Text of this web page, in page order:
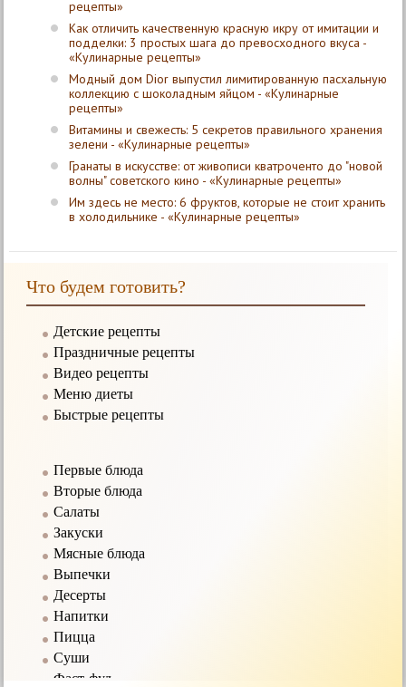
рецепты»
Как отличить качественную красную икру от имитации и
подделки: 3 простых шага до превосходного вкуса -
«Кулинарные рецепты»
Модный дом Dior выпустил лимитированную пасхальную
коллекцию с шоколадным яйцом - «Кулинарные
рецепты»
Витамины и свежесть: 5 секретов правильного хранения
зелени - «Кулинарные рецепты»
Гранаты в искусстве: от живописи кватроченто до "новой
волны" советского кино - «Кулинарные рецепты»
Им здесь не место: 6 фруктов, которые не стоит хранить
в холодильнике - «Кулинарные рецепты»
Что будем готовить?
Детские рецепты
Праздничные рецепты
Видео рецепты
Меню диеты
Быстрые рецепты
Первые блюда
Вторые блюда
Салаты
Закуски
Мясные блюда
Выпечки
Десерты
Напитки
Пицца
Суши
Фаст-фуд